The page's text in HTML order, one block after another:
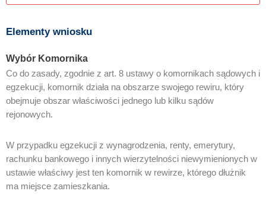
Elementy wniosku
Wybór Komornika
Co do zasady, zgodnie z art. 8 ustawy o komornikach sądowych i
egzekucji, komornik działa na obszarze swojego rewiru, który
obejmuje obszar właściwości jednego lub kilku sądów
rejonowych.
W przypadku egzekucji z wynagrodzenia, renty, emerytury,
rachunku bankowego i innych wierzytelności niewymienionych w
ustawie właściwy jest ten komornik w rewirze, którego dłużnik
ma miejsce zamieszkania.